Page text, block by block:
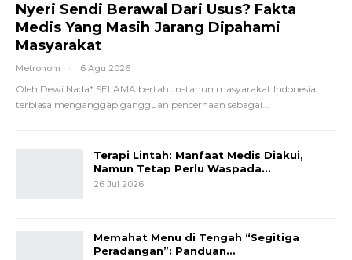
Nyeri Sendi Berawal Dari Usus? Fakta
Medis Yang Masih Jarang Dipahami
Masyarakat
Metronom 6 Agu 2026
Oleh Dewi Nada* SELAMA bertahun-tahun masyarakat Indonesia
terbiasa menganggap gangguan pencernaan sebagai…
Terapi Lintah: Manfaat Medis Diakui,
Namun Tetap Perlu Waspada…
26 Jul 2026
Memahat Menu di Tengah “Segitiga
Peradangan”: Panduan…